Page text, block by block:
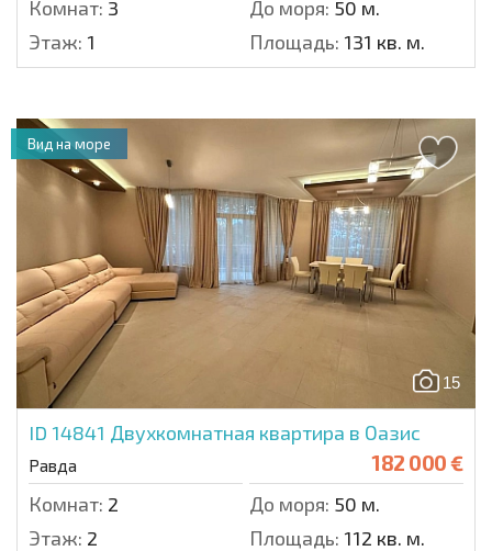
Комнат: 3 До моря: 50 м.
Этаж: 1 Площадь: 131 кв. м.
15
ID 14841 Двухкомнатная квартира в Оазис
Равда 182 000 €
Комнат: 2 До моря: 50 м.
Этаж: 2 Площадь: 112 кв. м.
Вид на море